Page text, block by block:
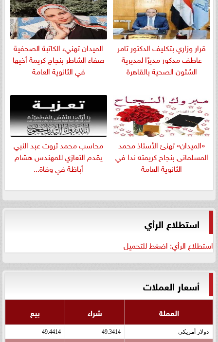
قرار وزاري بتكليف الدكتور تامر
عاطف مدكور مديرًا لمديرية
الشئون الصحية بالقاهرة
الميدان تهنيء الكاتبة الصحفية
صفاء الشاطر بنجاج كريمة أخيها
في الثانوية العامة
«الميدان» تهنئ الأستاذ محمد
المسلمانى بنجاح كريمته ندا في
الثانوية العامة
​محاسب محمد ثروت عبد النبي
يقدم التعازي للمهندس هشام
أباظة في وفاة...
استطلاع الرأي
استطلاع الرأي: اضغط للتحميل
أسعار العملات
العملة شراء بيع
دولار أمريكى 49.3414
49.4414